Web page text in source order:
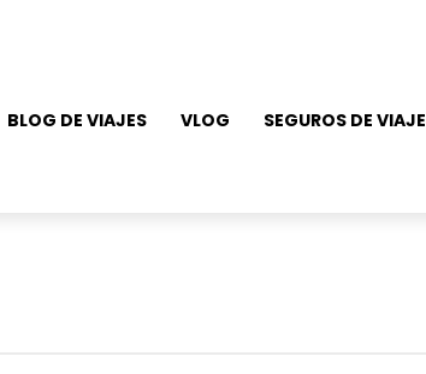
BLOG DE VIAJES VLOG SEGUROS DE VIAJE